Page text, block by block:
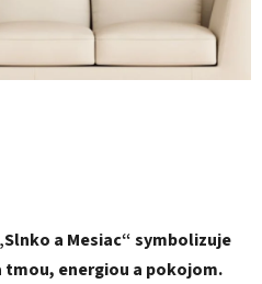
a Mesiac“ symbolizuje
energiou a pokojom.